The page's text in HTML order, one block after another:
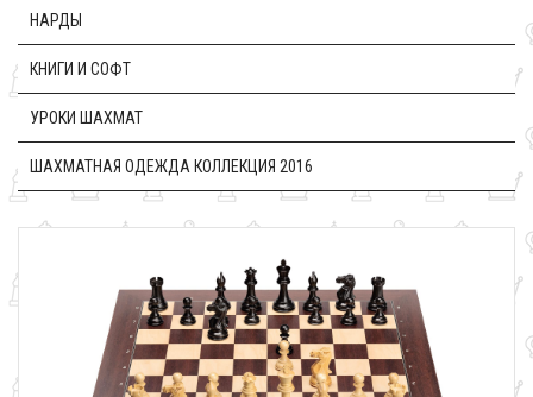
НАРДЫ
КНИГИ И СОФТ
УРОКИ ШАХМАТ
ШАХМАТНАЯ ОДЕЖДА КОЛЛЕКЦИЯ 2016